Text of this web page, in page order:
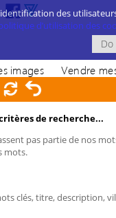
images Vendre
de recherche...
pas partie de nos
mots.
clés, titre, description,
des
d’utilisation des